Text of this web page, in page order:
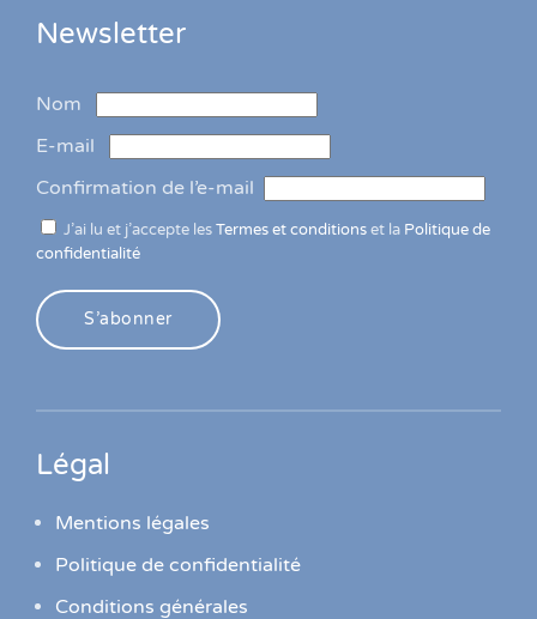
Newsletter
Nom
E-mail
Confirmation de l’e-mail
J’ai lu et j’accepte lesTermes et conditionset la Politique de
confidentialité
S’abonner
Légal
Mentions légales
Politique de confidentialité
Conditions générales